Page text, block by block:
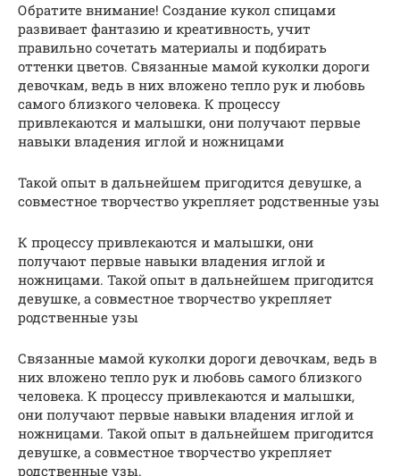
Обратите внимание! Создание кукол спицами
развивает фантазию и креативность, учит
правильно сочетать материалы и подбирать
оттенки цветов. Связанные мамой куколки дороги
девочкам, ведь в них вложено тепло рук и любовь
самого близкого человека. К процессу
привлекаются и малышки, они получают первые
навыки владения иглой и ножницами
Такой опыт в дальнейшем пригодится девушке, а
совместное творчество укрепляет родственные узы
К процессу привлекаются и малышки, они
получают первые навыки владения иглой и
ножницами. Такой опыт в дальнейшем пригодится
девушке, а совместное творчество укрепляет
родственные узы
Связанные мамой куколки дороги девочкам, ведь в
них вложено тепло рук и любовь самого близкого
человека. К процессу привлекаются и малышки,
они получают первые навыки владения иглой и
ножницами. Такой опыт в дальнейшем пригодится
девушке, а совместное творчество укрепляет
родственные узы.